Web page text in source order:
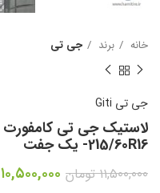
خانه برند جی تی
جی تی Giti
215/60R16- یک جفت
۱۱,۵۰۰,۰۰۰تومان ۱۰,۵۰۰,۰۰۰